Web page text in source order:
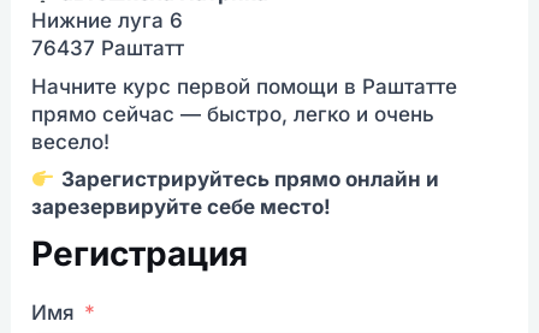
Нижние луга 6
76437 Раштатт
Начните курс первой помощи в Раштатте
прямо сейчас — быстро, легко и очень
весело!
Зарегистрируйтесь прямо онлайн и
зарезервируйте себе место!
Регистрация
Имя